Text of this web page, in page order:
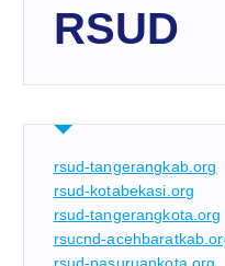
RSUD
rsud-tangerangkab.org
rsud-kotabekasi.org
rsud-tangerangkota.org
rsucnd-
rsud-pasuruankota.org